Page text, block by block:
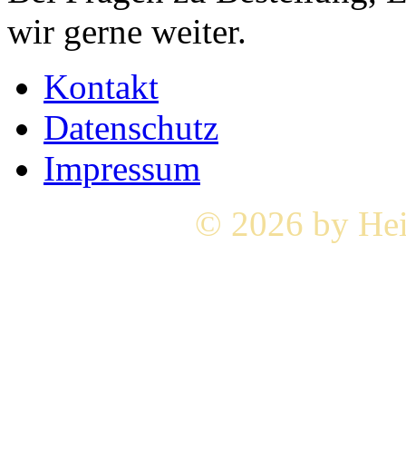
wir gerne weiter.
Kontakt
Datenschutz
Impressum
© 2026 by